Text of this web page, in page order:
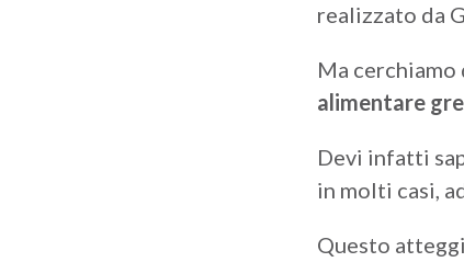
realizzato da
Ma
alimentare
Devi infatti
in molti casi,
Questo